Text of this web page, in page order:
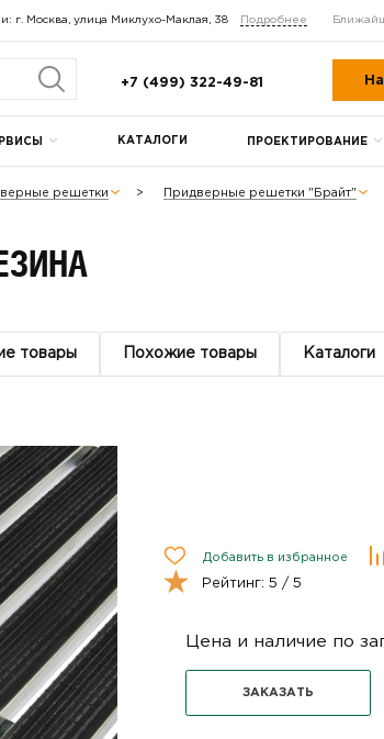
г. Москва, улица Миклухо-Маклая, 38 Подробнее
+7 (499) 322-49-81
КАТАЛОГИ ПРОЕКТИРОВАНИЕ
решетки Придверные решетки "Брайт"
товары Похожие товары Каталоги
Добавить в избранное
Рейтинг: 5 / 5
Цена и наличие по
ЗАКАЗАТЬ